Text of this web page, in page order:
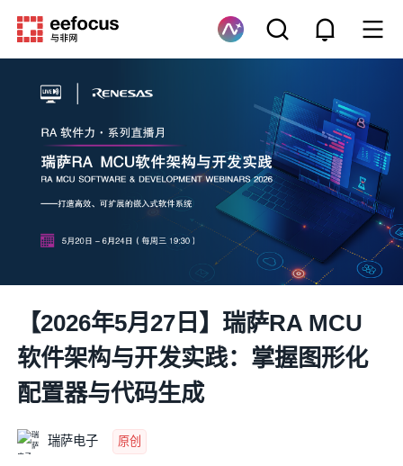
【2026年5月27日】瑞萨RA MCU
软件架构与开发实践：掌握图形化
配置器与代码生成
瑞萨电子 原创